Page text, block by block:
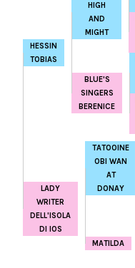
HESSIN
TOBIAS
HIGH
AND
MIGHT
BLUE'S
SINGERS
BERENICE
LADY
WRITER
DELL'ISOLA
DI IOS
TATOOINE
OBI WAN
AT
DONAY
MATILDA